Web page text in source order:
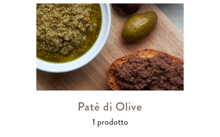
Patè di Olive
1 prodotto